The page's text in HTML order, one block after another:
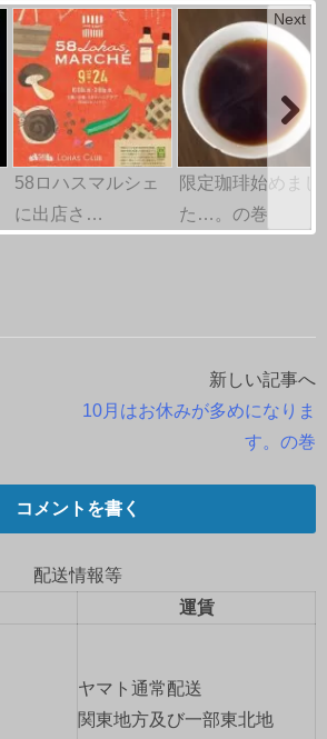
58ロハスマルシェ
に出店さ…
限定珈琲始めまし
た…。の巻
Next
新しい記事へ
10月はお休みが多めになりま
す。の巻
コメントを書く
配送情報等
運賃
ヤマト通常配送
関東地方及び一部東北地